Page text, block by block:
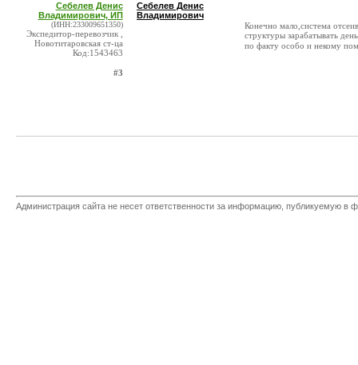
Себелев Денис
Владимирович, ИП
(ИНН:233009651350)
Экспедитор-перевозчик ,
Новотитаровская ст-ца
Код:1543463
#3
Себелев Денис
Владимирович
Конечно мало,система
структуры зарабатывать
по факту особо и некому
Администрация сайта не несет ответственности за информацию, публикуемую